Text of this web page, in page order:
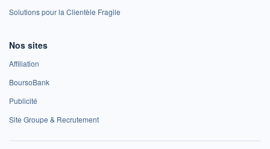
Solutions pour la Clientèle Fragile
Nos sites
Affiliation
BoursoBank
Publicité
Site Groupe & Recrutement